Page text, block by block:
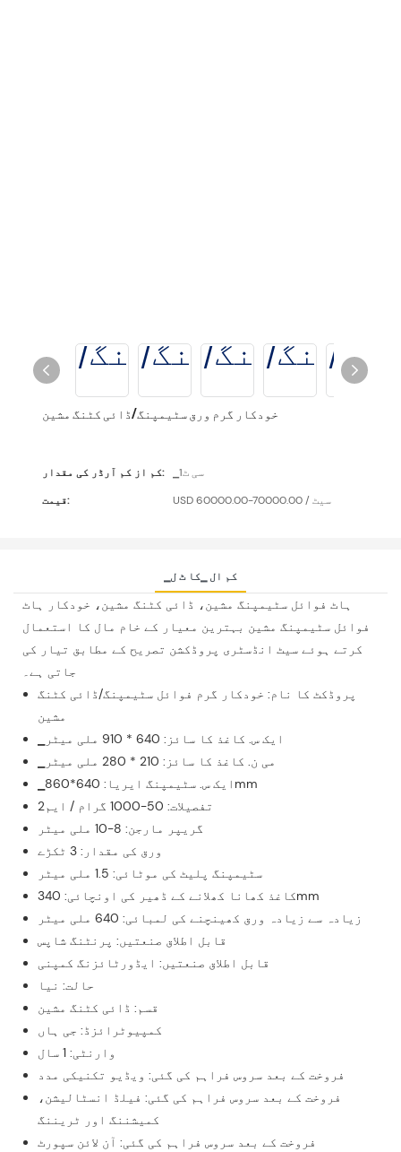
خودکار گرم ورق سٹیمپنگ/ڈائی کٹنگ مشین
کم از کم آرڈر کی مقدار:
▁سی ٹ1
قیمت:
USD 60000.00-70000.00 / سیٹ
▁کم ال ▁کا ٹ ل
ہاٹ فوائل سٹیمپنگ مشین، ڈائی کٹنگ مشین، خودکار ہاٹ
فوائل سٹیمپنگ مشین بہترین معیار کے خام مال کا استعمال
کرتے ہوئے سیٹ انڈسٹری پروڈکشن تصریح کے مطابق تیار کی
جاتی ہے۔
پروڈکٹ کا نام: خودکار گرم فوائل سٹیمپنگ/ڈائی کٹنگ
مشین
▁ایک س. کاغذ کا سائز: 640 * 910 ملی میٹر
▁می ن. کاغذ کا سائز: 210 * 280 ملی میٹر
▁ایک س. سٹیمپنگ ایریا: 640*860mm
تفصیلات: 50-1000 گرام / ایم2
گریپر مارجن: 8-10 ملی میٹر
ورق کی مقدار: 3 ٹکڑے
سٹیمپنگ پلیٹ کی موٹائی: 1.5 ملی میٹر
کاغذ کھانا کھلانے کے ڈھیر کی اونچائی: 340mm
زیادہ سے زیادہ ورق کھینچنے کی لمبائی: 640 ملی میٹر
قابل اطلاق صنعتیں: پرنٹنگ شاپس
قابل اطلاق صنعتیں: ایڈورٹائزنگ کمپنی
حالت: نیا
قسم: ڈائی کٹنگ مشین
کمپیوٹرائزڈ: جی ہاں
وارنٹی: 1 سال
فروخت کے بعد سروس فراہم کی گئی: ویڈیو تکنیکی مدد
فروخت کے بعد سروس فراہم کی گئی: فیلڈ انسٹالیشن،
کمیشننگ اور ٹریننگ
فروخت کے بعد سروس فراہم کی گئی: آن لائن سپورٹ